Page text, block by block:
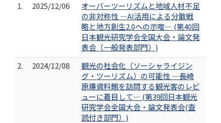
1.
2025/12/06
オーバーツーリズムと地域人材不足
の非対称性 ―AI活用による分散戦
略と地方創生2.0への示唆― (第40回
日本観光研究学会全国大会・論文発
表会（一般発表部門）)
2.
2024/12/08
観光の社会化（ソーシャライジン
グ・ツーリズム）の可能性 ―長崎
原爆資料館を訪問する観光客のレビ
ューに着目して― (第39回日本観光
研究学会全国大会・論文発表会(査
読付き部門）)